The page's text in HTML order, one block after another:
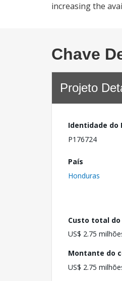
increasing the
Chave
Projeto
Identidade do
P176724
País
Honduras
Custo total
US$ 2.75
Montante do
US$ 2.75